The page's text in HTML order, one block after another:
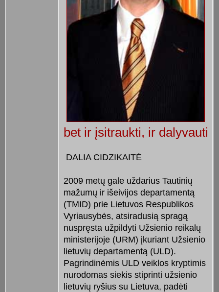
bet ir įsitraukti, ir dalyvauti
DALIA CIDZIKAITĖ
2009 metų gale uždarius Tautinių
mažumų ir išeivijos departamentą
(TMID) prie Lietuvos Respublikos
Vyriausybės, atsiradusią spragą
nuspręsta užpildyti Užsienio reikalų
ministerijoje (URM) įkuriant Užsienio
lietuvių departamentą (ULD).
Pagrindinėmis ULD veiklos kryptimis
nurodomas siekis stiprinti užsienio
lietuvių ryšius su Lietuva, padėti